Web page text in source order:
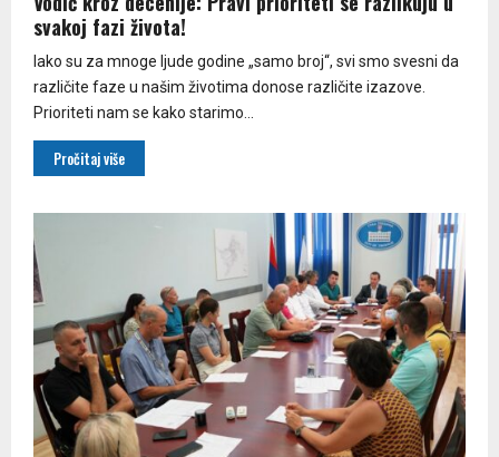
svakoj fazi života!
Iako su za mnoge ljude godine „samo broj“, svi smo svesni da
različite faze u našim životima donose različite izazove.
Prioriteti nam se kako starimo...
Pročitaj više